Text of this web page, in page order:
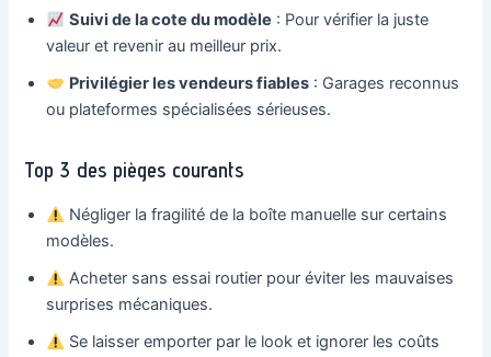
Suivi de la cote du modèle : Pour vérifier la juste
valeur et revenir au meilleur prix.
Privilégier les vendeurs fiables : Garages reconnus
ou plateformes spécialisées sérieuses.
Top 3 des pièges courants
Négliger la fragilité de la boîte manuelle sur certains
modèles.
Acheter sans essai routier pour éviter les mauvaises
surprises mécaniques.
Se laisser emporter par le look et ignorer les coûts